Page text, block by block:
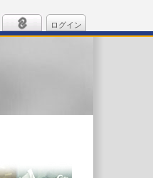
ログイン